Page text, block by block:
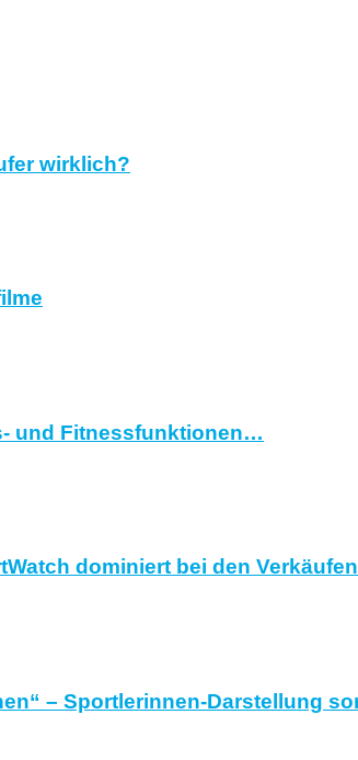
wirklich?
und Fitnessfunktionen…
dominiert bei den Verkäufen
– Sportlerinnen-Darstellung